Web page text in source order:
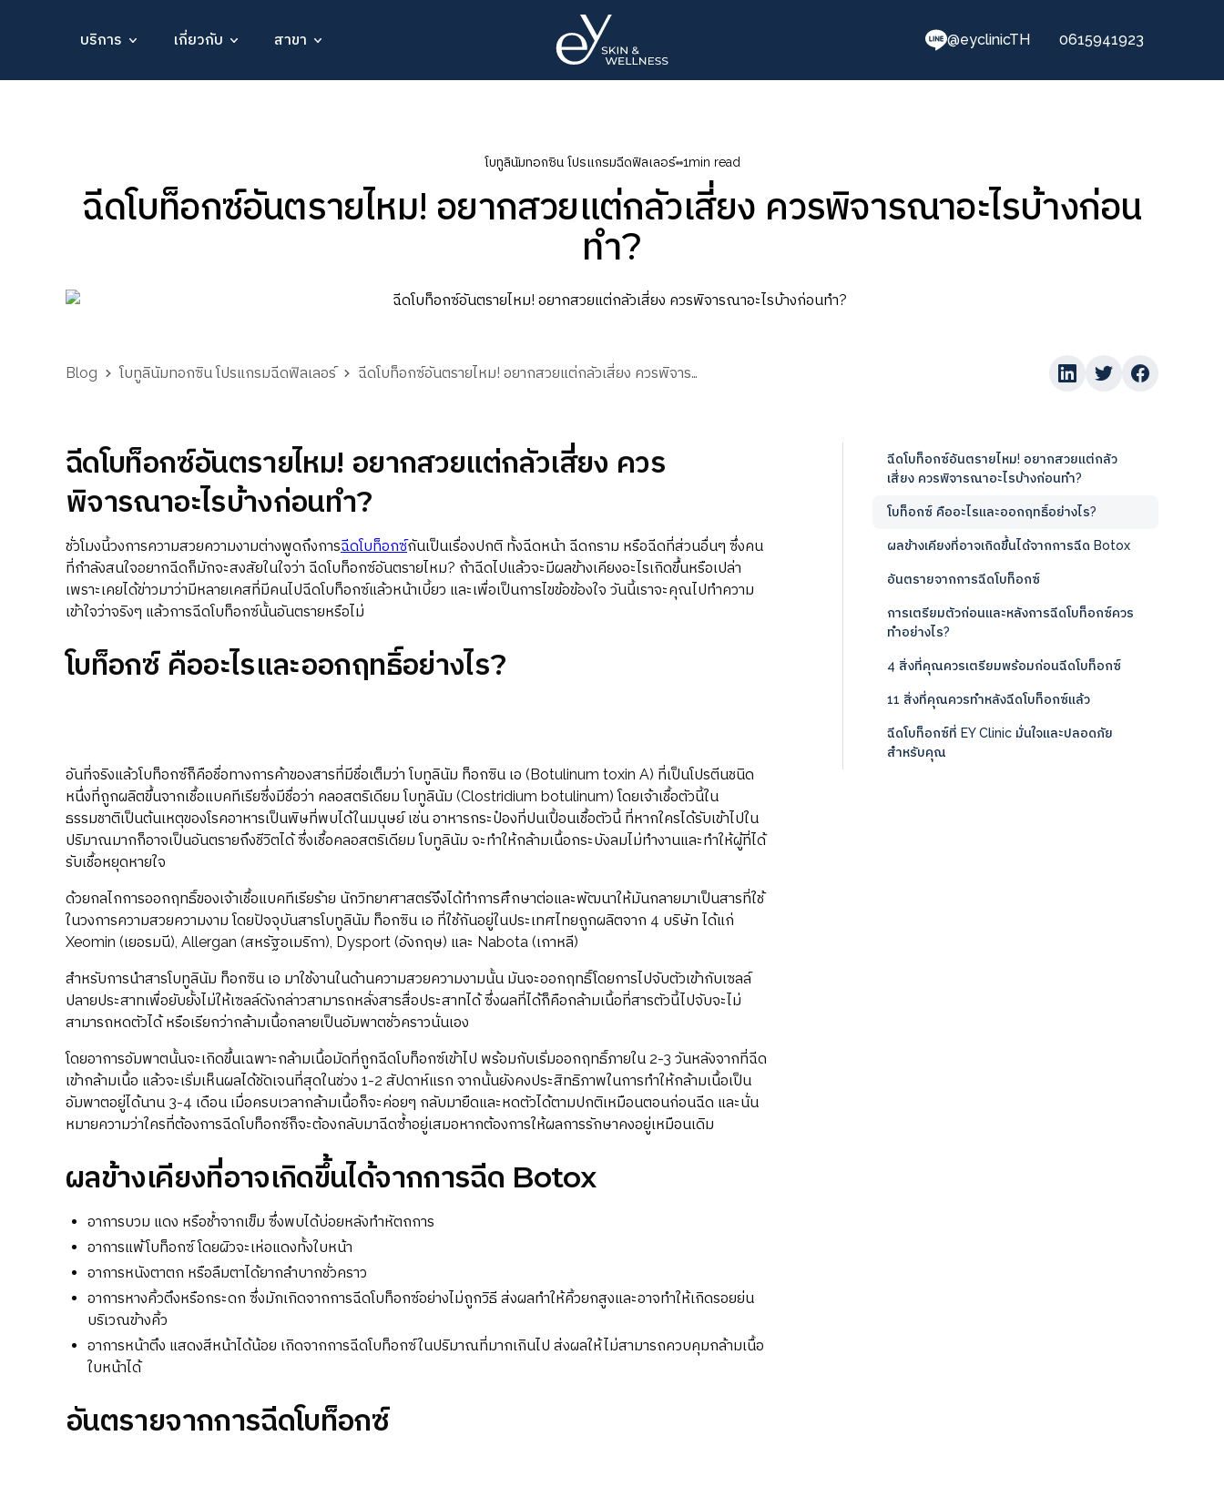
บริการ เกี่ยวกับ สาขา @eyclinicTH 0615941923
โบทูลินัมทอกซิน โปรแกรมฉีดฟิลเลอร์ 1min read
ฉีดโบท็อกซ์อันตรายไหม! อยากสวยแต่กลัวเสี่ยง ควรพิจารณาอะไรบ้างก่อน
ทำ?
Blog โบทูลินัมทอกซิน โปรแกรมฉีดฟิลเลอร์ ฉีดโบท็อกซ์อันตรายไหม! อยากสวยแต่กลัวเสี่ยง ควรพิจารณาอะไรบ้างก่อนทำ?
ฉีดโบท็อกซ์อันตรายไหม! อยากสวยแต่กลัวเสี่ยง ควร
พิจารณาอะไรบ้างก่อนทำ?
ชั่วโมงนี้วงการความสวยความงามต่างพูดถึงการฉีดโบท็อกซ์กันเป็นเรื่องปกติ ทั้งฉีดหน้า ฉีดกราม หรือฉีดที่ส่วนอื่นๆ ซึ่งคน
ที่กำลังสนใจอยากฉีดก็มักจะสงสัยในใจว่า ฉีดโบท็อกซ์อันตรายไหม? ถ้าฉีดไปแล้วจะมีผลข้างเคียงอะไรเกิดขึ้นหรือเปล่า
เพราะเคยได้ข่าวมาว่ามีหลายเคสที่มีคนไปฉีดโบท็อกซ์แล้วหน้าเบี้ยว และเพื่อเป็นการไขข้อข้องใจ วันนี้เราจะคุณไปทำความ
เข้าใจว่าจริงๆ แล้วการฉีดโบท็อกซ์นั้นอันตรายหรือไม่
โบท็อกซ์ คืออะไรและออกฤทธิ์อย่างไร?
อันที่จริงแล้วโบท็อกซ์ก็คือชื่อทางการค้าของสารที่มีชื่อเต็มว่า โบทูลินัม ท็อกซิน เอ (Botulinum toxin A) ที่เป็นโปรตีนชนิด
หนึ่งที่ถูกผลิตขึ้นจากเชื้อแบคทีเรียซึ่งมีชื่อว่า คลอสตริเดียม โบทูลินัม (Clostridium botulinum) โดยเจ้าเชื้อตัวนี้ใน
ธรรมชาติเป็นต้นเหตุของโรคอาหารเป็นพิษที่พบได้ในมนุษย์ เช่น อาหารกระป๋องที่ปนเปื้อนเชื้อตัวนี้ ที่หากใครได้รับเข้าไปใน
ปริมาณมากก็อาจเป็นอันตรายถึงชีวิตได้ ซึ่งเชื้อคลอสตริเดียม โบทูลินัม จะทำให้กล้ามเนื้อกระบังลมไม่ทำงานและทำให้ผู้ที่ได้
รับเชื้อหยุดหายใจ
ด้วยกลไกการออกฤทธิ์ของเจ้าเชื้อแบคทีเรียร้าย นักวิทยาศาสตร์จึงได้ทำการศึกษาต่อและพัฒนาให้มันกลายมาเป็นสารที่ใช้
ในวงการความสวยความงาม โดยปัจจุบันสารโบทูลินัม ท็อกซิน เอ ที่ใช้กันอยู่ในประเทศไทยถูกผลิตจาก 4 บริษัท ได้แก่
Xeomin (เยอรมนี), Allergan (สหรัฐอเมริกา), Dysport (อังกฤษ) และ Nabota (เกาหลี)
สำหรับการนำสารโบทูลินัม ท็อกซิน เอ มาใช้งานในด้านความสวยความงามนั้น มันจะออกฤทธิ์โดยการไปจับตัวเข้ากับเซลล์
ปลายประสาทเพื่อยับยั้งไม่ให้เซลล์ดังกล่าวสามารถหลั่งสารสื่อประสาทได้ ซึ่งผลที่ได้ก็คือกล้ามเนื้อที่สารตัวนี้ไปจับจะไม่
สามารถหดตัวได้ หรือเรียกว่ากล้ามเนื้อกลายเป็นอัมพาตชั่วคราวนั่นเอง
โดยอาการอัมพาตนั้นจะเกิดขึ้นเฉพาะกล้ามเนื้อมัดที่ถูกฉีดโบท็อกซ์เข้าไป พร้อมกับเริ่มออกฤทธิ์ภายใน 2-3 วันหลังจากที่ฉีด
เข้ากล้ามเนื้อ แล้วจะเริ่มเห็นผลได้ชัดเจนที่สุดในช่วง 1-2 สัปดาห์แรก จากนั้นยังคงประสิทธิภาพในการทำให้กล้ามเนื้อเป็น
อัมพาตอยู่ได้นาน 3-4 เดือน เมื่อครบเวลากล้ามเนื้อก็จะค่อยๆ กลับมายืดและหดตัวได้ตามปกติเหมือนตอนก่อนฉีด และนั่น
หมายความว่าใครที่ต้องการฉีดโบท็อกซ์ก็จะต้องกลับมาฉีดซ้ำอยู่เสมอหากต้องการให้ผลการรักษาคงอยู่เหมือนเดิม
ผลข้างเคียงที่อาจเกิดขึ้นได้จากการฉีด Botox
อาการบวม แดง หรือช้ำจากเข็ม ซึ่งพบได้บ่อยหลังทำหัตถการ
อาการแพ้โบท็อกซ์ โดยผิวจะเห่อแดงทั้งใบหน้า
อาการหนังตาตก หรือลืมตาได้ยากลำบากชั่วคราว
อาการหางคิ้วตึงหรือกระดก ซึ่งมักเกิดจากการฉีดโบท็อกซ์อย่างไม่ถูกวิธี ส่งผลทำให้คิ้วยกสูงและอาจทำให้เกิดรอยย่น
บริเวณข้างคิ้ว
อาการหน้าตึง แสดงสีหน้าได้น้อย เกิดจากการฉีดโบท็อกซ์ในปริมาณที่มากเกินไป ส่งผลให้ไม่สามารถควบคุมกล้ามเนื้อ
ใบหน้าได้
อันตรายจากการฉีดโบท็อกซ์
ฉีดโบท็อกซ์อันตรายไหม! อยากสวยแต่กลัว
เสี่ยง ควรพิจารณาอะไรบ้างก่อนทำ?
โบท็อกซ์ คืออะไรและออกฤทธิ์อย่างไร?
ผลข้างเคียงที่อาจเกิดขึ้นได้จากการฉีด Botox
อันตรายจากการฉีดโบท็อกซ์
การเตรียมตัวก่อนและหลังการฉีดโบท็อกซ์ควร
ทำอย่างไร?
4 สิ่งที่คุณควรเตรียมพร้อมก่อนฉีดโบท็อกซ์
11 สิ่งที่คุณควรทำหลังฉีดโบท็อกซ์แล้ว
ฉีดโบท็อกซ์ที่ EY Clinic มั่นใจและปลอดภัย
สำหรับคุณ